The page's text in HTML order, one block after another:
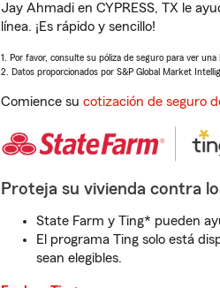
Jay Ahmadi en CYPRESS, TX le
línea. ¡Es rápido y sencillo!
1. Por favor, consulte su póliza de seguro para ver
2. Datos proporcionados por S&P Global Market
Comience su cotización de seguro
Proteja su vivienda contra
State Farm y Ting* pueden
El programa Ting solo está
sean elegibles.